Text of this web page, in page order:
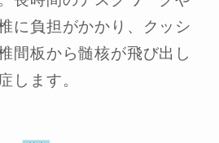
に負担がかかり、クッシ
間板から髄核が飛び出し
します。